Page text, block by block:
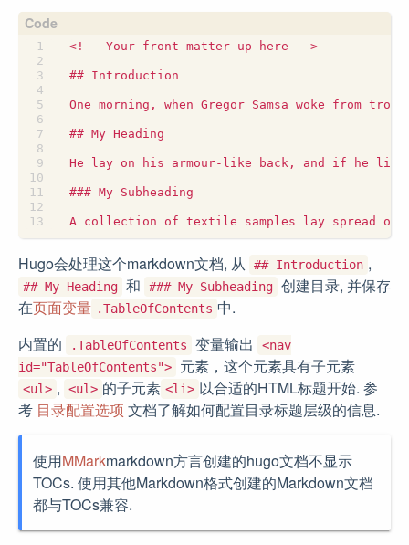
Hugo会处理这个markdown文档, 从 ## Introduction ,
## My Heading 和 ### My Subheading 创建目录, 并保存
在页面变量 .TableOfContents 中.
内置的
.TableOfContents 变量输出
<nav
id="TableOfContents">
元素，这个元素具有子元素
<ul> , <ul> 的子元素 <li> 以合适的HTML标题开始. 参
考 目录配置选项 文档了解如何配置目录标题层级的信息.
使用MMarkmarkdown方言创建的hugo文档不显示
TOCs. 使用其他Markdown格式创建的Markdown文档
都与TOCs兼容.